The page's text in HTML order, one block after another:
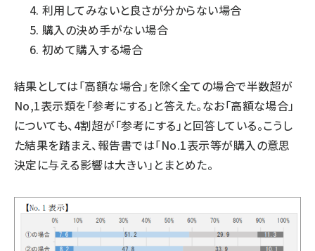
利用してみないと良さが分からない場合
購入の決め手がない場合
初めて購入する場合
結果としては「高額な場合」を除く全ての場合で半数超が
No,1表示類を「参考にする」と答えた。なお「高額な場合」
についても、4割超が「参考にする」と回答している。こうし
た結果を踏まえ、報告書では「No.1表示等が購入の意思
決定に与える影響は大きい」とまとめた。